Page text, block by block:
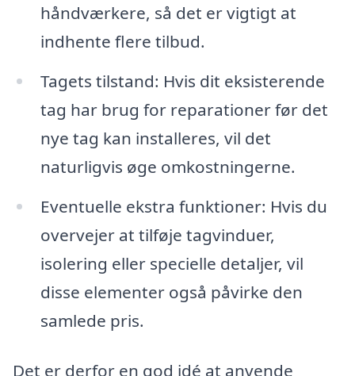
håndværkere, så det er vigtigt at
indhente flere tilbud.
Tagets tilstand: Hvis dit eksisterende
tag har brug for reparationer før det
nye tag kan installeres, vil det
naturligvis øge omkostningerne.
Eventuelle ekstra funktioner: Hvis du
overvejer at tilføje tagvinduer,
isolering eller specielle detaljer, vil
disse elementer også påvirke den
samlede pris.
Det er derfor en god idé at anvende